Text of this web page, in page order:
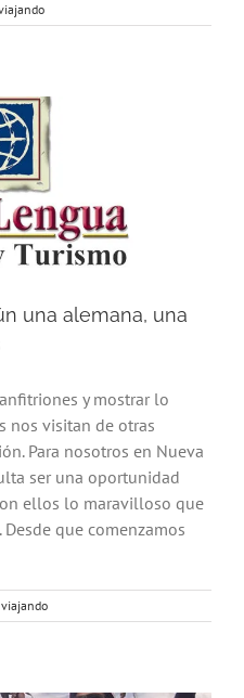
una alemana, una
y mostrar lo
nos visitan de otras
Para nosotros en Nueva
ser una oportunidad
ellos lo maravilloso que
que comenzamos